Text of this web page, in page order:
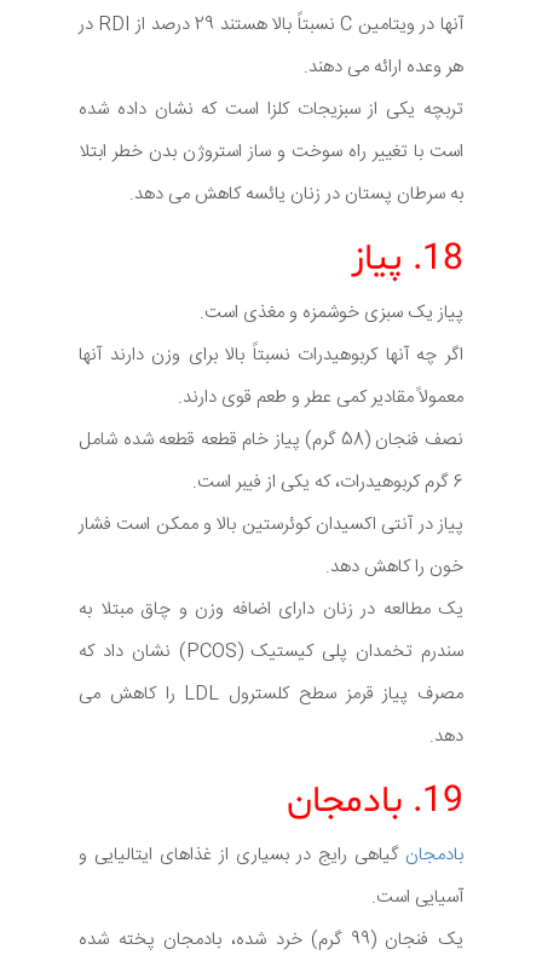
آنها در ویتامین C نسبتاً بالا هستند 29 درصد از RDI در
هر وعده ارائه می دهند.
تربچه یکی از سبزیجات کلزا است که نشان داده شده
است با تغییر راه سوخت و ساز استروژن بدن خطر ابتلا
به سرطان پستان در زنان یائسه کاهش می دهد.
18. پیاز
پیاز یک سبزی خوشمزه و مغذی است.
اگر چه آنها کربوهیدرات نسبتاً بالا برای وزن دارند آنها
معمولاً مقادیر کمی عطر و طعم قوی دارند.
نصف فنجان (58 گرم) پیاز خام قطعه قطعه شده شامل
6 گرم کربوهیدرات، که یکی از فیبر است.
پیاز در آنتی اکسیدان کوئرستین بالا و ممکن است فشار
خون را کاهش دهد.
یک مطالعه در زنان دارای اضافه وزن و چاق مبتلا به
سندرم تخمدان پلی کیستیک (PCOS) نشان داد که
مصرف پیاز قرمز سطح کلسترول LDL را کاهش می
دهد.
19. بادمجان
بادمجان گیاهی رایج در بسیاری از غذاهای ایتالیایی و
آسیایی است.
یک فنجان (99 گرم) خرد شده، بادمجان پخته شده